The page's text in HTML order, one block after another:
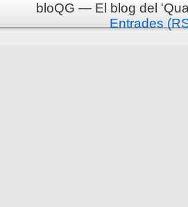
bloQG — El blog del
Entrades